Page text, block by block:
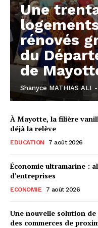
Une
rénovés
du
de
Shanyce MATHIAS ALI -
À Mayotte, la filière
déjà la relève
EDUCATION 7 août 2026
Économie ultramarine :
d’entreprises
ECONOMIE 7 août 2026
Une nouvelle solution
des commerces de